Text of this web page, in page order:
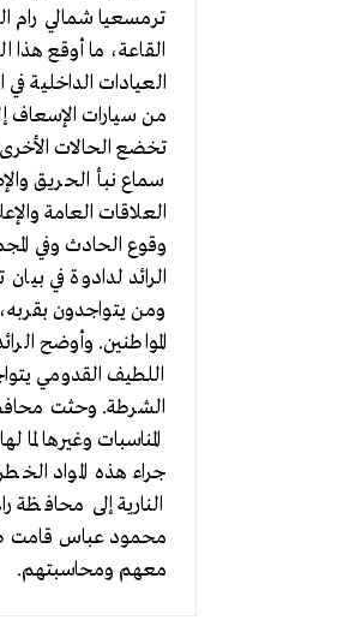
ترمسعيا شمالي رام
القاعة، ما أوقع هذا
من سيارات الإسعاف
تخضع الحالات
سماع نبأ الحريق
العلاقات العامة
وقوع الحادث وفي
الرائد لدادوة في
ومن يتواجدون
المواطنين. وأوضح
اللطيف القدومي
الشرطة. وحثت محافظة
المناسبات وغيرها
جراء هذه المواد
النارية إلى
محمود عباس قامت
معهم ومحاسبتهم.